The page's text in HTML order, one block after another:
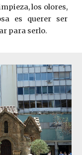
los olores,
es querer ser
para serlo.